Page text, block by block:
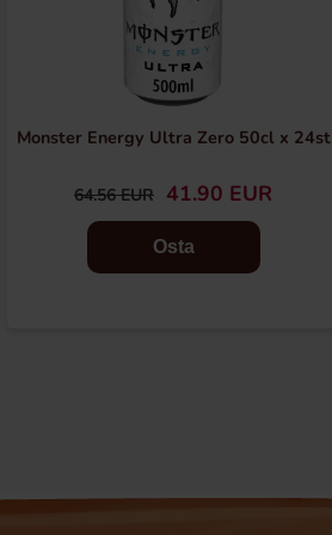
Monster Energy Ultra Zero 50cl x 24st
64.56 EUR 41.90 EUR
Osta